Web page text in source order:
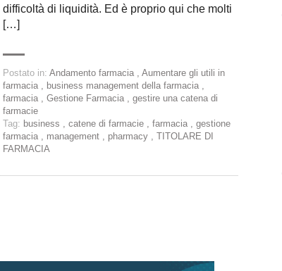
difficoltà di liquidità. Ed è proprio qui che molti
[…]
Postato in: Andamento farmacia
Aumentare gli utili in
farmacia
business management della farmacia
farmacia
Gestione Farmacia
gestire una catena di
farmacie
Tag: business catene di farmacie farmacia
gestione
farmacia
management pharmacy
TITOLARE DI
FARMACIA